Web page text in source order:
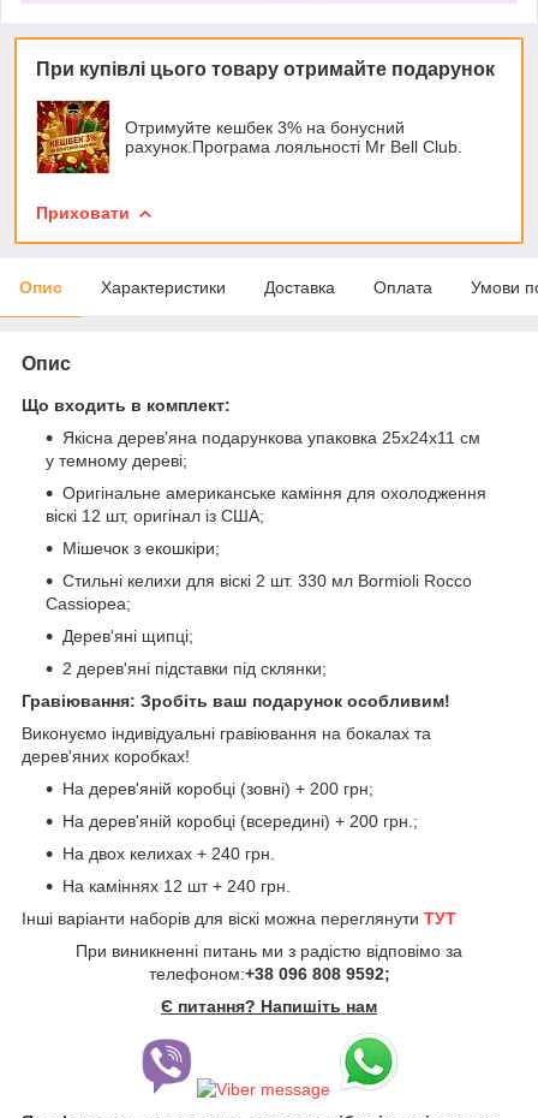
При купівлі цього товару отримайте подарунок
Отримуйте кешбек 3% на бонусний
рахунок.Програма лояльності Mr Bell Club.
Приховати
Опис Характеристики Доставка Оплата Умови
Опис
Що входить в комплект:
Якісна дерев'яна подарункова упаковка 25х24х11 см
у темному дереві;
Оригінальне американське каміння для охолодження
віскі 12 шт, оригінал із США;
Мішечок з екошкіри;
Стильні келихи для віскі 2 шт. 330 мл Bormioli Rocco
Cassiopea;
Дерев'яні щипці;
2 дерев'яні підставки під склянки;
Гравіювання: Зробіть ваш подарунок особливим!
Виконуємо індивідуальні гравіювання на бокалах та
дерев'яних коробках!
На дерев'яній коробці (зовні) + 200 грн;
На дерев'яній коробці (всередині) + 200 грн.;
На двох келихах + 240 грн.
На каміннях 12 шт + 240 грн.
Інші варіанти наборів для віскі можна переглянути ТУТ
При виникненні питань ми з радістю відповімо за
телефоном:+38 096 808 9592;
Є питання? Напишіть нам